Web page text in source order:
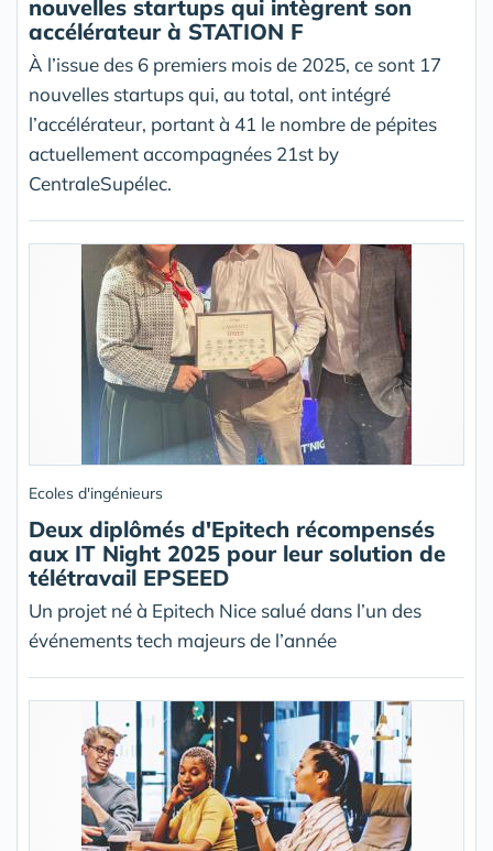
nouvelles startups qui intègrent son
accélérateur à STATION F
À l’issue des 6 premiers mois de 2025, ce sont 17
nouvelles startups qui, au total, ont intégré
l’accélérateur, portant à 41 le nombre de pépites
actuellement accompagnées 21st by
CentraleSupélec.
Ecoles d'ingénieurs
Deux diplômés d'Epitech récompensés
aux IT Night 2025 pour leur solution de
télétravail EPSEED
Un projet né à Epitech Nice salué dans l’un des
événements tech majeurs de l’année